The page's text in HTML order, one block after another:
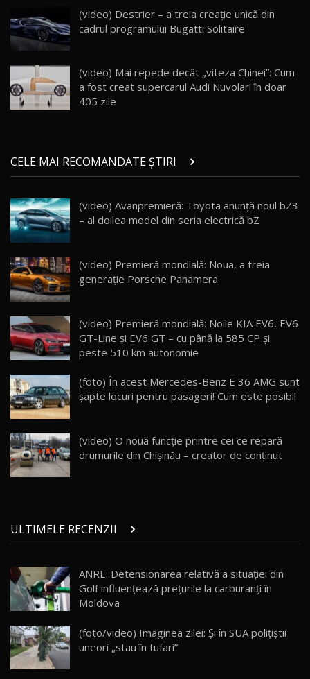
30:08
AutoBlog.MD
23:36
20
Noul ZEEKR 7X / Test Drive AutoBlog.MD
21
AutoBlog.MD
16:59
22
Noua Mazda 6e / Test Drive AutoBlog.MD
26:59
23
Lynk & Co 01 / Test Drive AutoBlog.MD
25:19
24
Van Electric Testat în Moldova / AutoBlog.MD
26:38
25
mai Exclusiv și Puternic Defender Testat în
Moldova
32:21
26
AutoBlog.MD
10:57
28
Noul Geely Monjaro 2025! Mai ieftin și mai
dotat / Test Drive AutoBlog.MD
29
ZEEKR 9X - PRIMUL TEST DRIVE ÎN ROMÂNĂ!
CUM SE CONDUCE?
33:40
30
Primele impresii despre BYD Seal U DM-i,
Sealion 7 și Seal 5 DM-i / Test Drive
(video) Destrier – a treia creație unică din
cadrul programului Bugatti Solitaire
(video) Mai repede decât „viteza Chinei”: Cum
a fost creat supercarul Audi Nuvolari în doar
405 zile
CELE MAI RECOMANDATE ȘTIRI
(video) Avanpremieră: Toyota anunță noul bZ3
– al doilea model din seria electrică bZ
(video) Premieră mondială: Noua, a treia
generație Porsche Panamera
(video) Premieră mondială: Noile KIA EV6, EV6
GT-Line şi EV6 GT – cu până la 585 CP şi
peste 510 km autonomie
(foto) În acest Mercedes-Benz E 36 AMG sunt
şapte locuri pentru pasageri! Cum este posibil
(video) O nouă funcție printre cei ce repară
drumurile din Chișinău – creator de conținut
ULTIMELE RECENZII
ANRE: Detensionarea relativă a situației din
Golf influențează prețurile la carburanți în
Moldova
(foto/video) Imaginea zilei: Și în SUA polițiștii
uneori „stau în tufari”